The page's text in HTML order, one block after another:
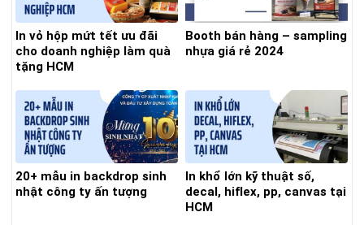
In vỏ hộp mứt tết ưu đãi
cho doanh nghiệp làm quà
tặng HCM
Booth bán hàng – sampling
nhựa giá rẻ 2024
20+ mẫu in backdrop sinh
nhật công ty ấn tượng
In khổ lớn kỹ thuật số,
decal, hiflex, pp, canvas tại
HCM